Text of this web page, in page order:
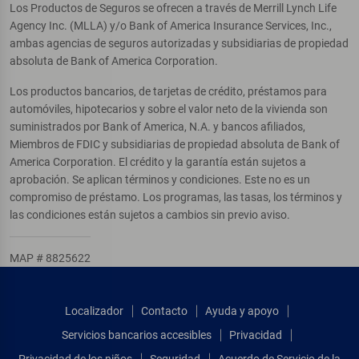
Los Productos de Seguros se ofrecen a través de Merrill Lynch Life
Agency Inc. (MLLA) y/o Bank of America Insurance Services, Inc.,
ambas agencias de seguros autorizadas y subsidiarias de propiedad
absoluta de Bank of America Corporation.
Los productos bancarios, de tarjetas de crédito, préstamos para
automóviles, hipotecarios y sobre el valor neto de la vivienda son
suministrados por Bank of America, N.A. y bancos afiliados,
Miembros de FDIC y subsidiarias de propiedad absoluta de Bank of
America Corporation. El crédito y la garantía están sujetos a
aprobación. Se aplican términos y condiciones. Este no es un
compromiso de préstamo. Los programas, las tasas, los términos y
las condiciones están sujetos a cambios sin previo aviso.
MAP # 8825622
Localizador Contacto
Ayuda y apoyo
Servicios bancarios accesibles
Privacidad